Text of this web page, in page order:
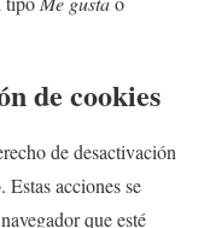
de cookies
de desactivación
acciones se
que esté